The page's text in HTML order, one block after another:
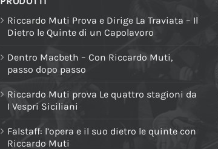
Riccardo Muti Prova e Dirige La Traviata – Il
Dietro le Quinte di un Capolavoro
Dentro Macbeth – Con Riccardo Muti,
passo dopo passo
Riccardo Muti prova Le quattro stagioni da
I Vespri Siciliani
Falstaff: l’opera e il suo dietro le quinte con
Riccardo Muti